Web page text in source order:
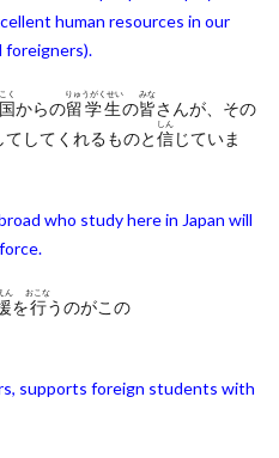
human resources in our
foreigners).
く
からの留学生
りゅうがくせい
の皆
みな
さんが、その
てしてくれるものと信
しん
じていま
who study here in Japan will
ん
を行
おこな
うのがこの
supports foreign students with